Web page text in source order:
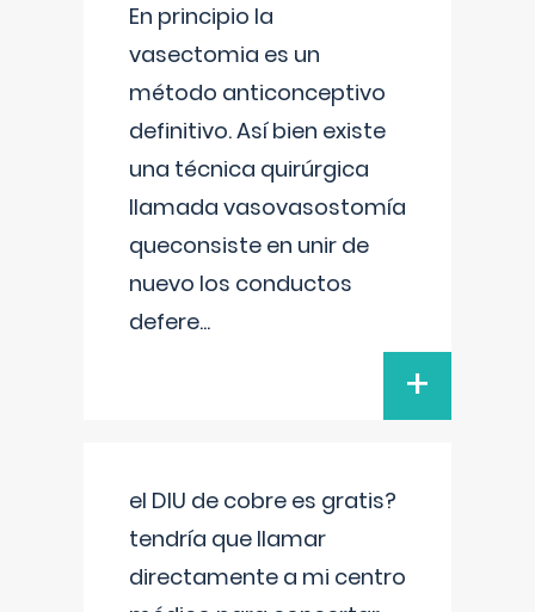
En principio la
vasectomia es un
método anticonceptivo
definitivo. Así bien existe
una técnica quirúrgica
llamada vasovasostomía
queconsiste en unir de
nuevo los conductos
defere...
+
el DIU de cobre es gratis?
tendría que llamar
directamente a mi centro